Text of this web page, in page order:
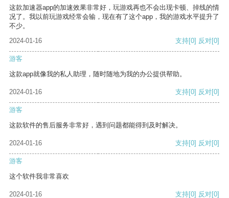
这款加速器app的加速效果非常好，玩游戏再也不会出现卡顿、掉线的情
况了。我以前玩游戏经常会输，现在有了这个app，我的游戏水平提升了
不少。
2024-01-16
支持[0] 反对[0]
游客
这款app就像我的私人助理，随时随地为我的办公提供帮助。
2024-01-16 支持[0] 反对[0]
游客
这款软件的售后服务非常好，遇到问题都能得到及时解决。
2024-01-16 支持[0] 反对[0]
游客
这个软件我非常喜欢
2024-01-16 支持[0] 反对[0]